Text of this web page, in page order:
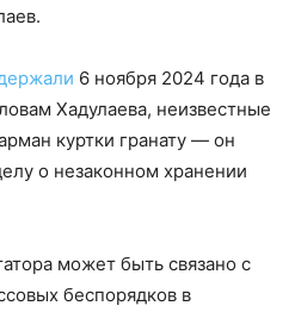
6 ноября 2024 года в
Хадулаева, неизвестные
куртки гранату — он
о незаконном хранении
может быть связано с
беспорядков в